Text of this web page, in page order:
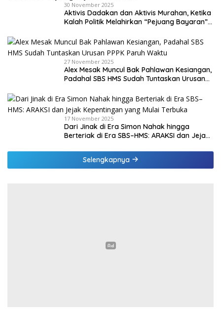
30 November 2025
Aktivis Dadakan dan Aktivis Murahan, Ketika
Kalah Politik Melahirkan “Pejuang Bayaran”
27 November 2025
Alex Mesak Muncul Bak Pahlawan Kesiangan,
Padahal SBS HMS Sudah Tuntaskan Urusan
17 November 2025
Dari Jinak di Era Simon Nahak hingga
Berteriak di Era SBS–HMS: ARAKSI dan Jejak
Selengkapnya